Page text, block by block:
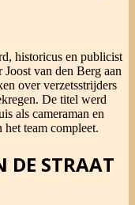
historicus en publicist
van den Berg aan
over verzetsstrijders
De titel werd
als cameraman en
team compleet.
DE STRAAT